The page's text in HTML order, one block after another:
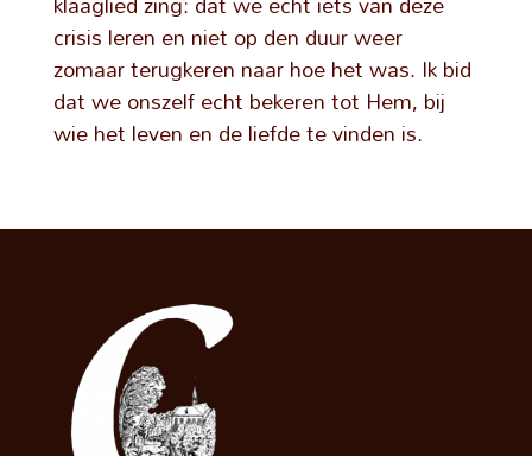
crisis leren en niet op den duur weer
zomaar terugkeren naar hoe het was. Ik bid
dat we onszelf echt bekeren tot Hem, bij
wie het leven en de liefde te vinden is.